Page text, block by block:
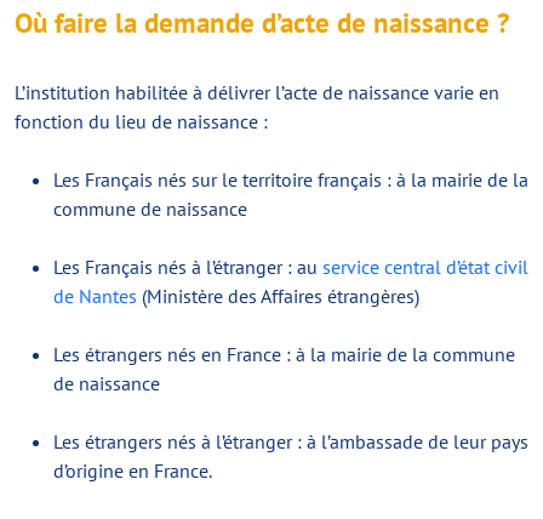
Où faire la demande d’acte de naissance ?
L’institution habilitée à délivrer l’acte de naissance varie en
fonction du lieu de naissance :
Les Français nés sur le territoire français : à la mairie de la
commune de naissance
Les Français nés à l’étranger : au service central d’état civil
de Nantes (Ministère des Affaires étrangères)
Les étrangers nés en France : à la mairie de la commune
de naissance
Les étrangers nés à l’étranger : à l’ambassade de leur pays
d’origine en France.